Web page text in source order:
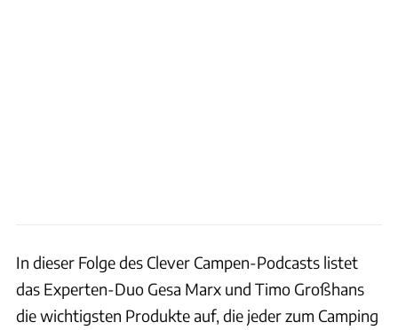
In dieser Folge des Clever Campen-Podcasts listet
das Experten-Duo Gesa Marx und Timo Großhans
die wichtigsten Produkte auf, die jeder zum Camping